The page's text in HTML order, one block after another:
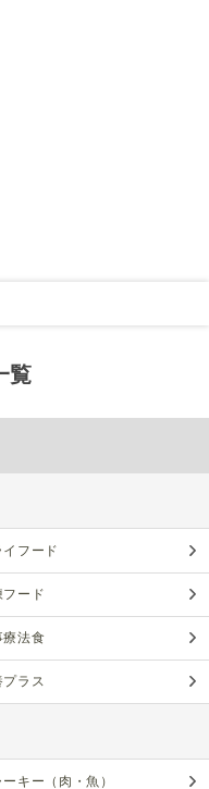
覧
イフード
フード
療法食
プラス
ーキー（肉・魚）